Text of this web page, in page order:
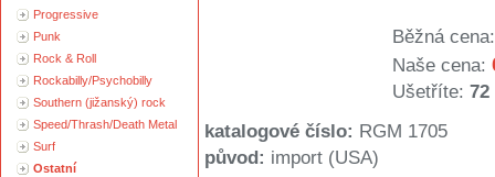
Progressive
Punk
Rock & Roll
Rockabilly/Psychobilly
Southern (jižanský) rock
Speed/Thrash/Death Metal
Surf
Ostatní
Běžná cena:
Naše cena:
Ušetříte: 72
katalogové číslo: RGM 1705
původ: import (USA)